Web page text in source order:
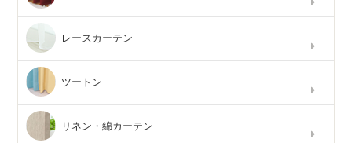
レースカーテン
ツートン
リネン・綿カーテン